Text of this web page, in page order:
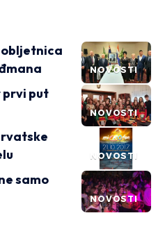
NOVOSTI
obljetnica
NOVOSTI
prvi put
NOVOSTI
NOVOSTI
samo